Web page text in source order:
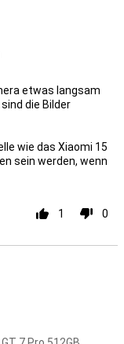
etwas langsam
die Bilder
wie das Xiaomi 15
sein werden, wenn
1 0